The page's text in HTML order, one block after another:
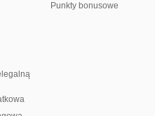
Punkty bonusowe